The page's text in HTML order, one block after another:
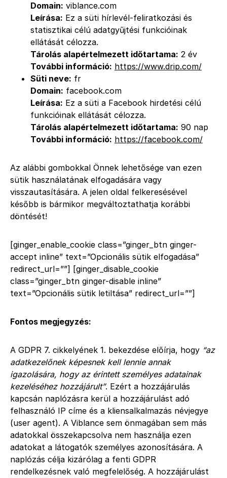
Domain: viblance.com
Leírása: Ez a süti hírlevél-feliratkozási és
statisztikai célú adatgyűjtési funkcióinak
ellátását célozza.
Tárolás alapértelmezett időtartama: 2 év
További információ: https://www.drip.com/
Süti neve: fr
Domain: facebook.com
Leírása: Ez a süti a Facebook hirdetési célú
funkcióinak ellátását célozza.
Tárolás alapértelmezett időtartama: 90 nap
További információ: https://facebook.com/
Az alábbi gombokkal Önnek lehetősége van ezen
sütik használatának elfogadására vagy
visszautasítására. A jelen oldal felkeresésével
később is bármikor megváltoztathatja korábbi
döntését!
[ginger_enable_cookie class=”ginger_btn ginger-
accept inline” text=”Opcionális sütik elfogadása”
redirect_url=””] [ginger_disable_cookie
class=”ginger_btn ginger-disable inline”
text=”Opcionális sütik letiltása” redirect_url=””]
Fontos megjegyzés:
A GDPR 7. cikkelyének 1. bekezdése előírja, hogy “az
adatkezelőnek képesnek kell lennie annak
igazolására, hogy az érintett személyes adatainak
kezeléséhez hozzájárult”. Ezért a hozzájárulás
kapcsán naplózásra kerül a hozzájárulást adó
felhasználó IP címe és a kliensalkalmazás névjegye
(user agent). A Viblance sem önmagában sem más
adatokkal összekapcsolva nem használja ezen
adatokat a látogatók személyes azonosítására. A
naplózás célja kizárólag a fenti GDPR
rendelkezésnek való megfelelőség. A hozzájárulást